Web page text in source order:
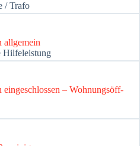
/ Tra­fo
Hil­fe­leis­tung
ein­ge­schlos­sen – Woh­nungs­öff­